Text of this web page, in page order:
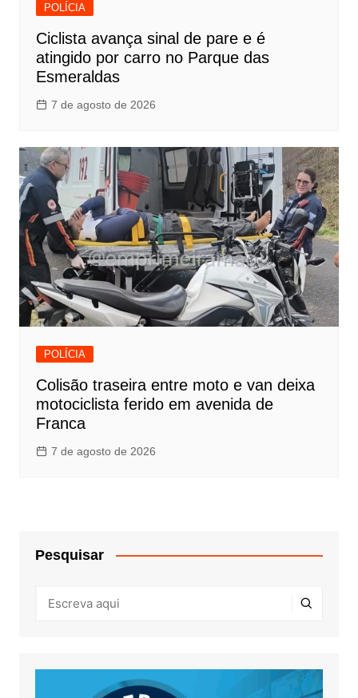
POLÍCIA
Ciclista avança sinal de pare e é
atingido por carro no Parque das
Esmeraldas
7 de agosto de 2026
POLÍCIA
Colisão traseira entre moto e van deixa
motociclista ferido em avenida de
Franca
7 de agosto de 2026
Pesquisar